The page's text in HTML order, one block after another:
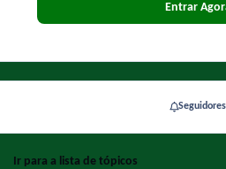
Entrar
Seguidores
Ir para a lista de tópicos